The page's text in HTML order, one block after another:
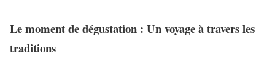
Le moment de dégustation : Un voyage à travers les
traditions